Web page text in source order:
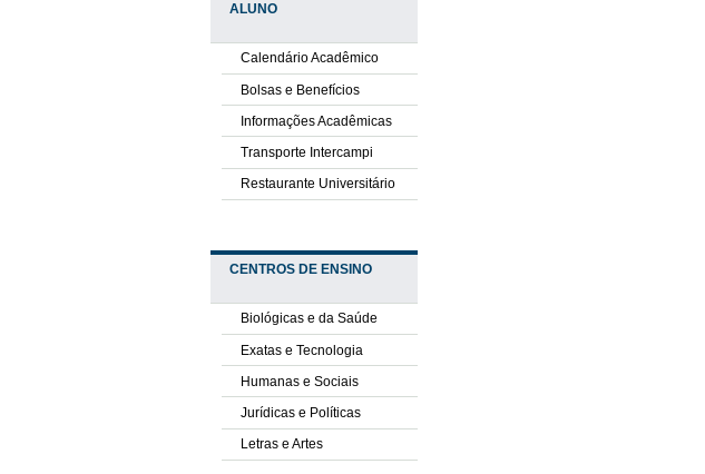
ALUNO
Calendário Acadêmico
Bolsas e Benefícios
Informações Acadêmicas
Transporte Intercampi
Restaurante Universitário
CENTROS DE ENSINO
Biológicas e da Saúde
Exatas e Tecnologia
Humanas e Sociais
Jurídicas e Políticas
Letras e Artes